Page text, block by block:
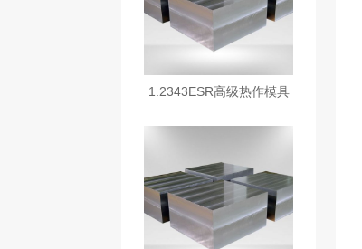
1.2343ESR高级热作模具
钢